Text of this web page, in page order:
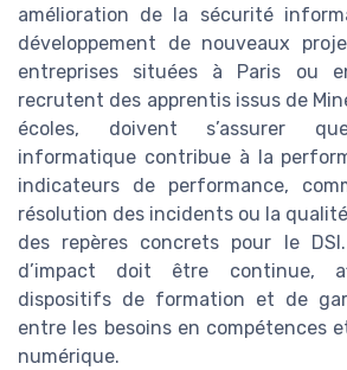
amélioration de la sécurité
développement de nouveaux
entreprises situées à Paris ou
recrutent des apprentis issus de
écoles, doivent s’assurer que
informatique contribue à la
indicateurs de performance,
résolution des incidents ou la
des repères concrets pour le
d’impact doit être continue,
dispositifs de formation et de
entre les besoins en compétences
numérique.